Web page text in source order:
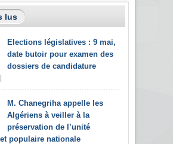
lus
Elections législatives : 9 mai,
date butoir pour examen des
dossiers de candidature
M. Chanegriha appelle les
Algériens à veiller à la
préservation de l’unité
populaire nationale